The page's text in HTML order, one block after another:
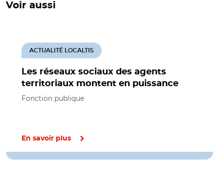
Voir aussi
Les réseaux sociaux des agents
territoriaux montent en puissance
ACTUALITÉ LOCALTIS
Fonction publique
En savoir plus